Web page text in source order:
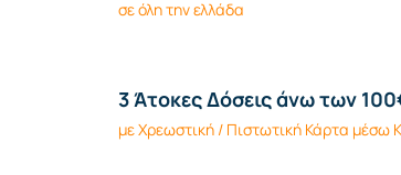
σε όλη την ελλάδα
3 Άτοκες Δόσεις άνω των
με Χρεωστική / Πιστωτική Κάρτα μέσω